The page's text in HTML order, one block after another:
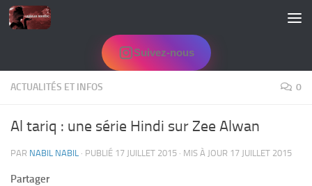
Skip to content
Suivez-nous
ACTUALITÉS ET INFOS 0
Al tariq : une série Hindi sur Zee Alwan
PAR NABIL NABIL · PUBLIÉ 17 JUILLET 2015 · MIS À JOUR 17 JUILLET 2015
Partager